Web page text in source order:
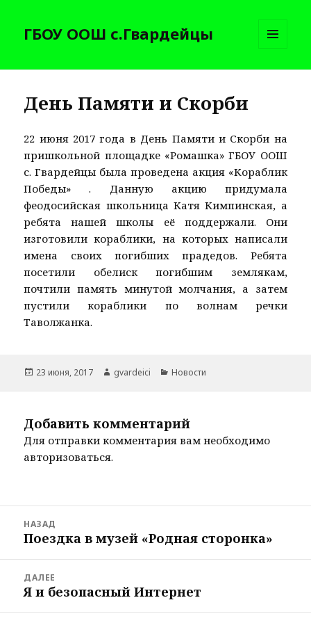
ГБОУ ООШ с.Гвардейцы
И
День Памяти и Скорби
22 июня 2017 года в День Памяти и Скорби на
пришкольной площадке «Ромашка» ГБОУ ООШ
с. Гвардейцы была проведена акция «Кораблик
Победы» . Данную акцию придумала
феодосийская школьница Катя Кимпинская, а
ребята нашей школы её поддержали. Они
изготовили кораблики, на которых написали
имена своих погибших прадедов. Ребята
посетили обелиск погибшим землякам,
почтили память минутой молчания, а затем
пустили кораблики по волнам речки
Таволжанка.
Опубликовано
23 июня, 2017 Автор
gvardeici Рубрики
Новости
Добавить комментарий
Для отправки комментария вам необходимо
авторизоваться.
записям
НАЗАД
Предыдущая
Поездка в музей «Родная сторонка»
ДАЛЕЕ
Следующая
Я и безопасный Интернет